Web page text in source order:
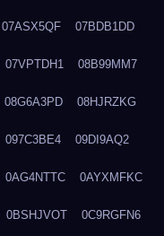
07ASX5QF 07BDB1DD
07VPTDH1 08B99MM7
08G6A3PD 08HJRZKG
097C3BE4 09DI9AQ2
0AG4NTTC 0AYXMFKC
0BSHJVOT 0C9RGFN6